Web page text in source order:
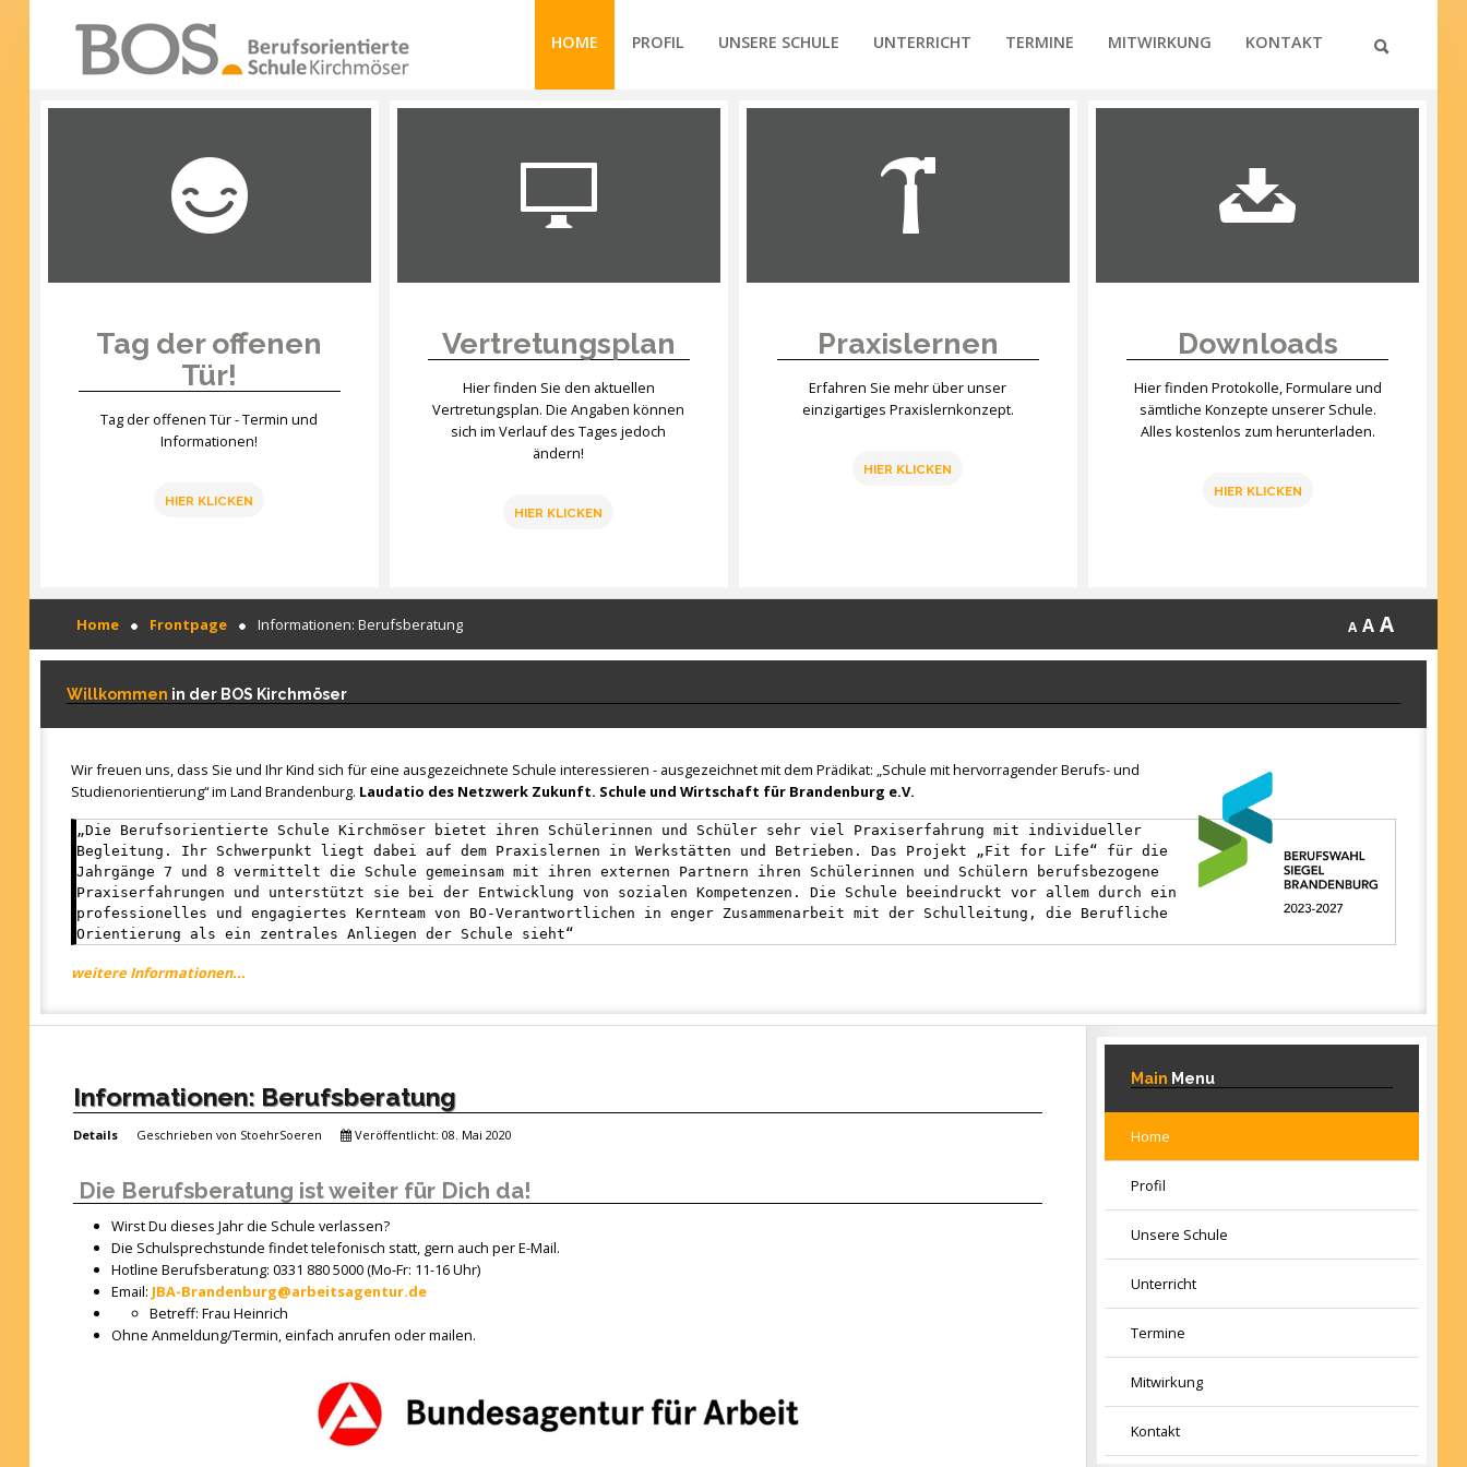
Unsere Schule
Mitwirkung
HOME PROFIL UNSERE SCHULE UNTERRICHT TERMINE MITWIRKUNG KONTAKT
Tag der offenen
Tür!
Tag der offenen Tür - Termin und
Informationen!
HIER KLICKEN
Vertretungsplan
Hier finden Sie den aktuellen
Vertretungsplan. Die Angaben können
sich im Verlauf des Tages jedoch
ändern!
HIER KLICKEN
Praxislernen
Erfahren Sie mehr über unser
einzigartiges Praxislernkonzept.
HIER KLICKEN
Downloads
Hier finden Protokolle, Formulare und
sämtliche Konzepte unserer Schule.
Alles kostenlos zum herunterladen.
HIER KLICKEN
Home Frontpage Informationen: Berufsberatung A A A
Willkommen in der BOS Kirchmöser
Wir freuen uns, dass Sie und Ihr Kind sich für eine ausgezeichnete Schule interessieren - ausgezeichnet mit dem Prädikat: „Schule mit hervorragender Berufs- und
Studienorientierung“ im Land Brandenburg. Laudatio des Netzwerk Zukunft. Schule und Wirtschaft für Brandenburg e.V.
„Die Berufsorientierte Schule Kirchmöser bietet ihren Schülerinnen und Schüler sehr viel Praxiserfahrung mit individueller
Begleitung. Ihr Schwerpunkt liegt dabei auf dem Praxislernen in Werkstätten und Betrieben. Das Projekt „Fit for Life“ für die
Jahrgänge 7 und 8 vermittelt die Schule gemeinsam mit ihren externen Partnern ihren Schülerinnen und Schülern berufsbezogene
Praxiserfahrungen und unterstützt sie bei der Entwicklung von sozialen Kompetenzen. Die Schule beeindruckt vor allem durch ein
professionelles und engagiertes Kernteam von BO-Verantwortlichen in enger Zusammenarbeit mit der Schulleitung, die Berufliche
Orientierung als ein zentrales Anliegen der Schule sieht“
weitere Informationen...
Informationen: Berufsberatung
Details Geschrieben von StoehrSoeren Veröffentlicht: 08. Mai 2020
Die Berufsberatung ist weiter für Dich da!
Wirst Du dieses Jahr die Schule verlassen?
Die Schulsprechstunde findet telefonisch statt, gern auch per E-Mail.
Hotline Berufsberatung: 0331 880 5000 (Mo-Fr: 11-16 Uhr)
Email: JBA-Brandenburg@arbeitsagentur.de
Betreff: Frau Heinrich
Ohne Anmeldung/Termin, einfach anrufen oder mailen.
Main Menu
Home
Profil
Unsere Schule
Unterricht
Termine
Mitwirkung
Kontakt